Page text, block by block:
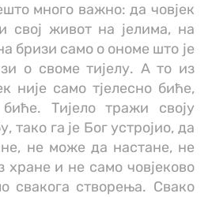
много важно: да човјек
свој живот на јелима, на
бризи само о ономе што је
о своме тијелу. А то из
није само тјелесно биће,
Тијело тражи своју
тако га је Бог устројио, да
не може да настане, не
хране и не само човјеково
свакога створења. Свако